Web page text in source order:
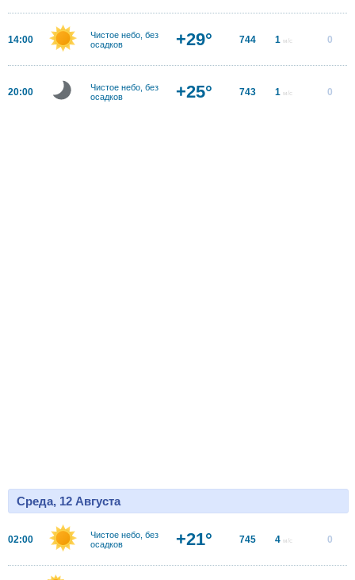
14:00
Чистое небо, без
осадков
+29° 744 1 м/с 0
20:00
Чистое небо, без
осадков
+25° 743 1 м/с 0
Среда, 12 Августа
02:00
Чистое небо, без
осадков
+21° 745 4 м/с 0